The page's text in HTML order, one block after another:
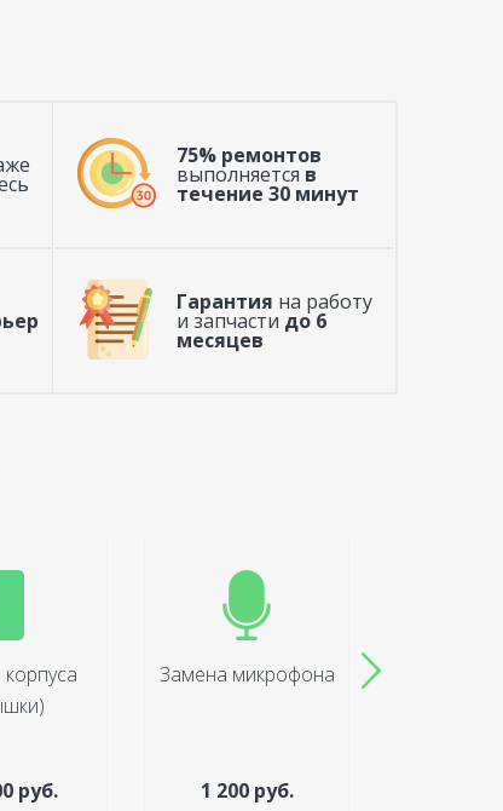
75% ремонтов
выполняется в
течение 30 минут
Гарантия на работу
и запчасти до 6
месяцев
руб.
Замена микрофона
1 200 руб.